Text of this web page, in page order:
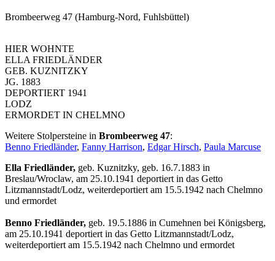
Brombeerweg 47 (Hamburg-Nord, Fuhlsbüttel)
HIER WOHNTE
ELLA FRIEDLÄNDER
GEB. KUZNITZKY
JG. 1883
DEPORTIERT 1941
LODZ
ERMORDET IN CHELMNO
Weitere Stolpersteine in Brombeerweg 47:
Benno Friedländer, Fanny Harrison, Edgar Hirsch, Paula Marcuse
Ella Friedländer, geb. Kuznitzky, geb. 16.7.1883 in
Breslau/Wroclaw, am 25.10.1941 deportiert in das Getto
Litzmannstadt/Lodz, weiterdeportiert am 15.5.1942 nach Chelmno
und ermordet
Benno Friedländer, geb. 19.5.1886 in Cumehnen bei Königsberg,
am 25.10.1941 deportiert in das Getto Litzmannstadt/Lodz,
weiterdeportiert am 15.5.1942 nach Chelmno und ermordet